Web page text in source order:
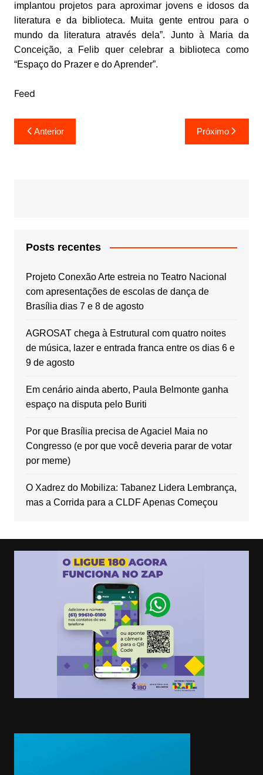
implantou projetos para aproximar jovens e idosos da
literatura e da biblioteca. Muita gente entrou para o
mundo da literatura através dela”. Junto à Maria da
Conceição, a Felib quer celebrar a biblioteca como
“Espaço do Prazer e do Aprender”.
Feed
Navegação
de
Anterior Próximo
Posts recentes
Projeto Conexão Arte estreia no Teatro Nacional
com apresentações de escolas de dança de
Brasília dias 7 e 8 de agosto
AGROSAT chega à Estrutural com quatro noites
de música, lazer e entrada franca entre os dias 6 e
9 de agosto
Em cenário ainda aberto, Paula Belmonte ganha
espaço na disputa pelo Buriti
Por que Brasília precisa de Agaciel Maia no
Congresso (e por que você deveria parar de votar
por meme)
O Xadrez do Mobiliza: Tabanez Lidera Lembrança,
mas a Corrida para a CLDF Apenas Começou